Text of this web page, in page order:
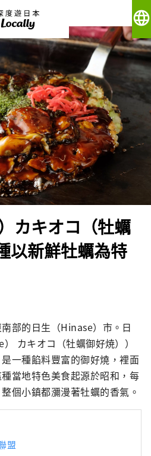
language
カキオコ（牡蠣
以新鮮牡蠣為特
部的日生（Hinase）市。日
カキオコ（牡蠣御好焼））
一種餡料豐富的御好燒，裡面
當地特色美食起源於昭和，每
個小鎮都瀰漫著牡蠣的香氣。
盟